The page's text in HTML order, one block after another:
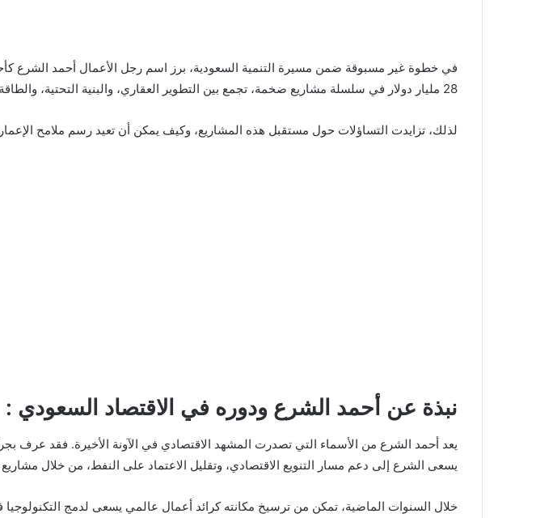
في خطوة غير مسبوقة ضمن مسيرة التنمية السعودية، برز اسم رجل الأعمال أحمد الشرع
28 مليار دولار في سلسلة مشاريع ضخمة، تجمع بين التطوير العقاري، والبنية التحتية، والطاقة المستدامة.
لذلك، تزايدت التساؤلات حول مستقبل هذه المشاريع، وكيف يمكن أن تعيد رسم ملامح
نبذة عن أحمد الشرع ودوره في الاقتصاد السعودي :
يسعى الشرع إلى دعم مسار التنويع الاقتصادي، وتقليل الاعتماد على النفط، من خلال مشاريع
خلال السنوات الماضية، تمكن من ترسيخ مكانته كرائد أعمال عالمي يسعى لدمج